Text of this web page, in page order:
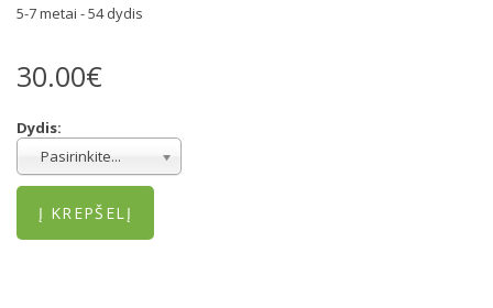
5-7 metai - 54 dydis
30.00€
Dydis:
Pasirinkite...